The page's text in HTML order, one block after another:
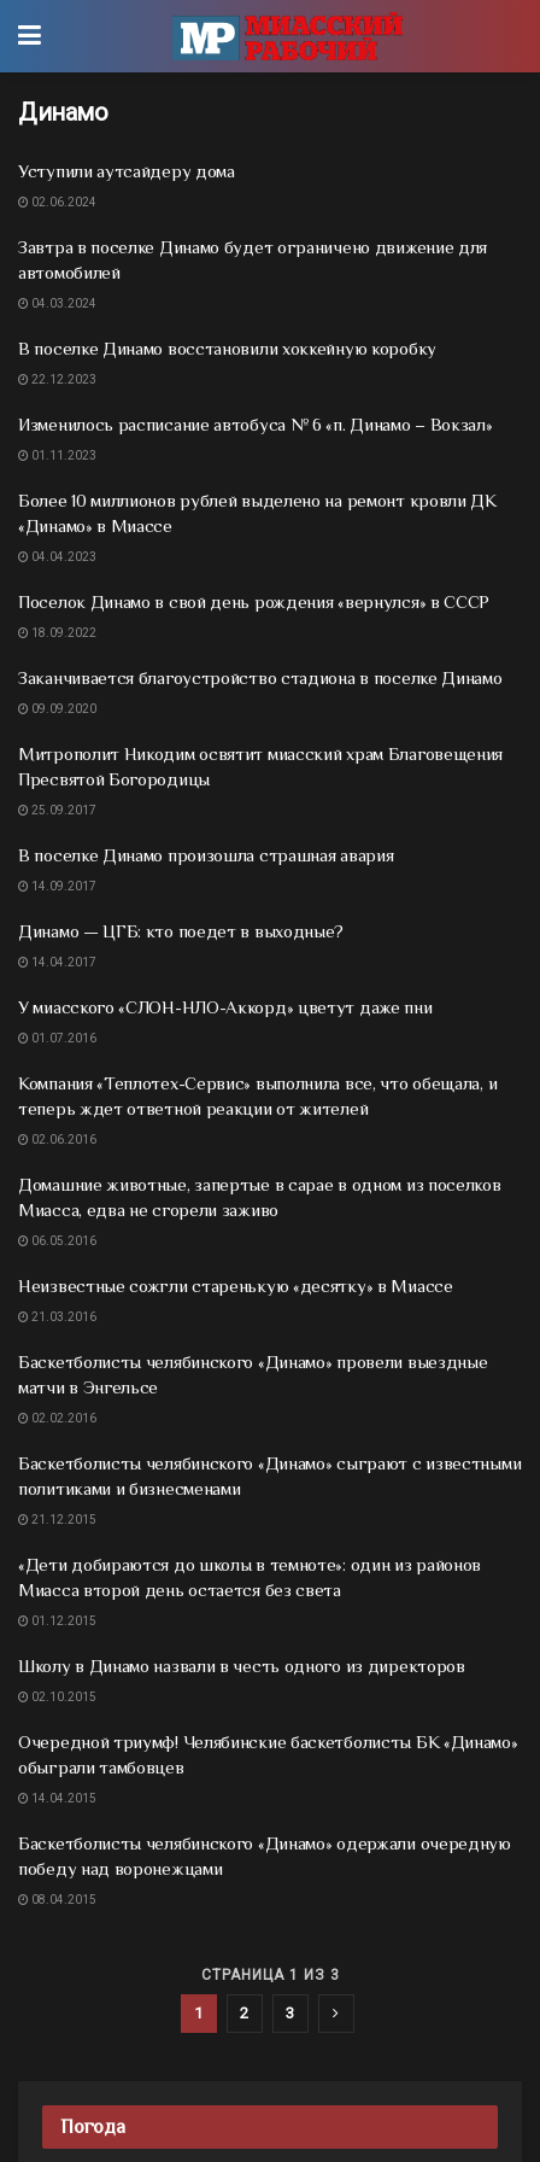
Динамо
Уступили аутсайдеру дома
02.06.2024
Завтра в поселке Динамо будет ограничено движение для
автомобилей
04.03.2024
В поселке Динамо восстановили хоккейную коробку
22.12.2023
Изменилось расписание автобуса № 6 «п. Динамо – Вокзал»
01.11.2023
Более 10 миллионов рублей выделено на ремонт кровли ДК
«Динамо» в Миассе
04.04.2023
Поселок Динамо в свой день рождения «вернулся» в СССР
18.09.2022
Заканчивается благоустройство стадиона в поселке Динамо
09.09.2020
Митрополит Никодим освятит миасский храм Благовещения
Пресвятой Богородицы
25.09.2017
В поселке Динамо произошла страшная авария
14.09.2017
Динамо — ЦГБ: кто поедет в выходные?
14.04.2017
У миасского «СЛОН-НЛО-Аккорд» цветут даже пни
01.07.2016
Компания «Теплотех-Сервис» выполнила все, что обещала, и
теперь ждет ответной реакции от жителей
02.06.2016
Домашние животные, запертые в сарае в одном из поселков
Миасса, едва не сгорели заживо
06.05.2016
Неизвестные сожгли старенькую «десятку» в Миассе
21.03.2016
Баскетболисты челябинского «Динамо» провели выездные
матчи в Энгельсе
02.02.2016
Баскетболисты челябинского «Динамо» сыграют с известными
политиками и бизнесменами
21.12.2015
«Дети добираются до школы в темноте»: один из районов
Миасса второй день остается без света
01.12.2015
Школу в Динамо назвали в честь одного из директоров
02.10.2015
Очередной триумф! Челябинские баскетболисты БК «Динамо»
обыграли тамбовцев
14.04.2015
Баскетболисты челябинского «Динамо» одержали очередную
победу над воронежцами
08.04.2015
СТРАНИЦА 1 ИЗ 3
1 2 3
Погода